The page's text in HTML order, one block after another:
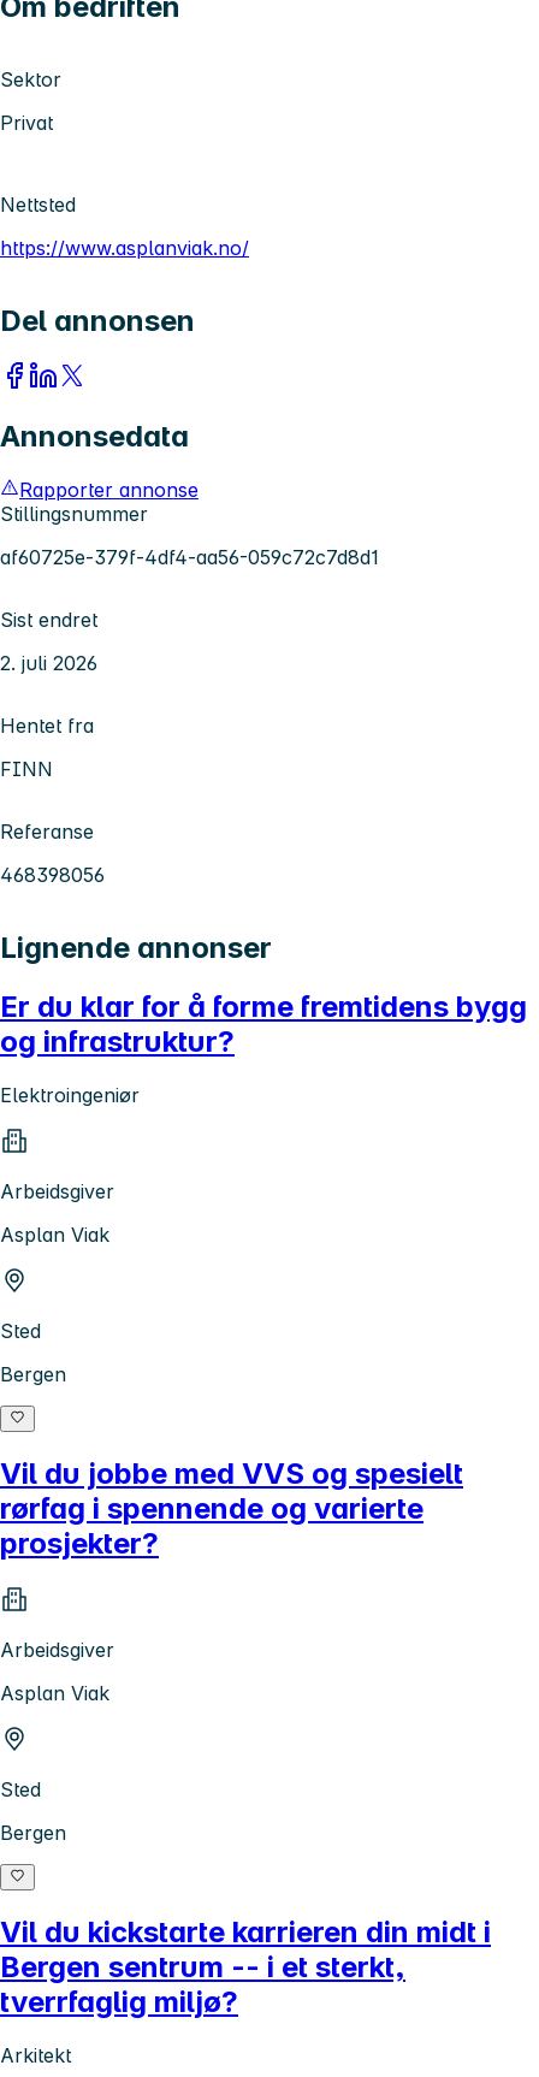
Sektor
Privat
Nettsted
https://www.asplanviak.no/
Del annonsen
Annonsedata
Rapporter annonse
Stillingsnummer
af60725e-379f-4df4-aa56-059c72c7d8d1
Sist endret
2. juli 2026
Hentet fra
FINN
Referanse
468398056
Lignende annonser
Er du klar for å forme fremtidens bygg
og infrastruktur?
Elektroingeniør
Arbeidsgiver
Asplan Viak
Sted
Bergen
Vil du jobbe med VVS og spesielt
rørfag i spennende og varierte
prosjekter?
Arbeidsgiver
Asplan Viak
Sted
Bergen
Vil du kickstarte karrieren din midt i
Bergen sentrum -- i et sterkt,
tverrfaglig miljø?
Arkitekt